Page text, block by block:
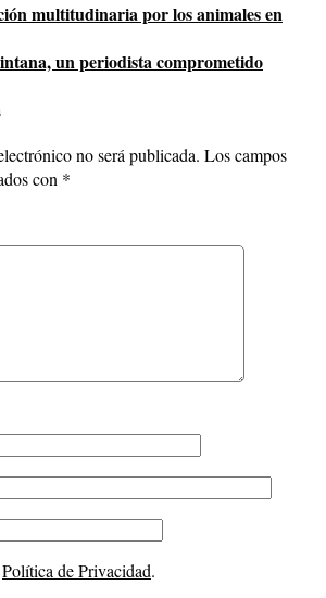
multitudinaria por los animales en
un periodista comprometido
no será publicada. Los campos
con *
Política de Privacidad.